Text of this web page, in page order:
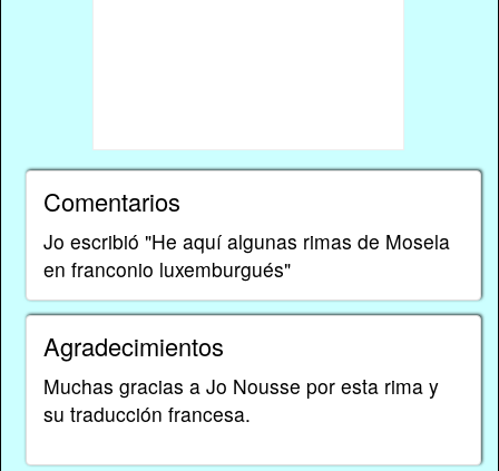
Comentarios
Jo escribió "He aquí algunas rimas de Mosela
en franconio luxemburgués"
Agradecimientos
Muchas gracias a Jo Nousse por esta rima y
su traducción francesa.